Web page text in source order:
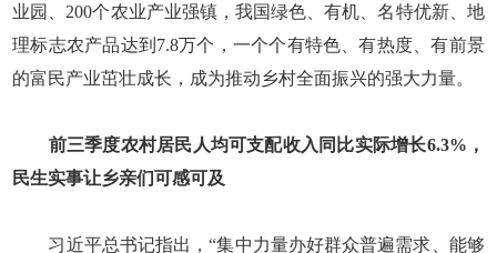
业园、200个农业产业强镇，我国绿色、有机、名特优新、地
理标志农产品达到7.8万个，一个个有特色、有热度、有前景
的富民产业茁壮成长，成为推动乡村全面振兴的强大力量。
前三季度农村居民人均可支配收入同比实际增长6.3%，
民生实事让乡亲们可感可及
习近平总书记指出，“集中力量办好群众普遍需求、能够